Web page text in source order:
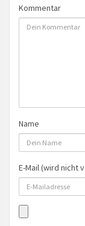
Kommentar
Name
E-Mail (wird nicht